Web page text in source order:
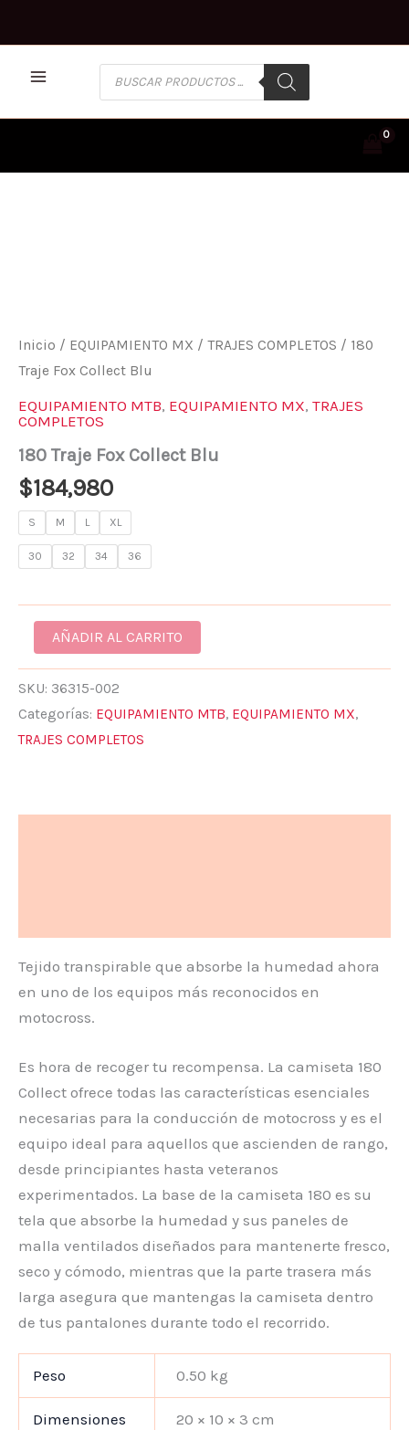
Inicio / EQUIPAMIENTO MX / TRAJES COMPLETOS / 180
Traje Fox Collect Blu
EQUIPAMIENTO MTB, EQUIPAMIENTO MX, TRAJES
COMPLETOS
180 Traje Fox Collect Blu
$184,980
S M L XL
30 32 34 36
AÑADIR AL CARRITO
SKU: 36315-002
Categorías: EQUIPAMIENTO MTB, EQUIPAMIENTO MX,
TRAJES COMPLETOS
Tejido transpirable que absorbe la humedad ahora
en uno de los equipos más reconocidos en
motocross.
Es hora de recoger tu recompensa. La camiseta 180
Collect ofrece todas las características esenciales
necesarias para la conducción de motocross y es el
equipo ideal para aquellos que ascienden de rango,
desde principiantes hasta veteranos
experimentados. La base de la camiseta 180 es su
tela que absorbe la humedad y sus paneles de
malla ventilados diseñados para mantenerte fresco,
seco y cómodo, mientras que la parte trasera más
larga asegura que mantengas la camiseta dentro
de tus pantalones durante todo el recorrido.
Peso 0.50 kg
Dimensiones 20 × 10 × 3 cm